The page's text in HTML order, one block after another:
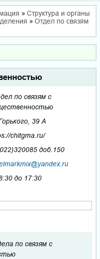
» Структура и органы
» Отдел по связям
по связям с
39 А
chitgma.ru/
доб.150
до 17:30
по связям с